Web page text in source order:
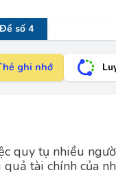
Đề số 4
ghi nhớ
quy tụ nhiều
quả tài chính của